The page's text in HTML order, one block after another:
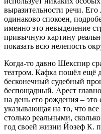
выразительности речи.
одинаково спокоен,
именно это невыделение
привычную картину
показать всю нелепость
Когда-то давно Шекспир
театром. Кафка пошёл ещё
бесконечный судебный
беспощадный. Арест
на день его рождения – это
указывающая на то, что
столько реальными,
год своей жизни Йозеф К.